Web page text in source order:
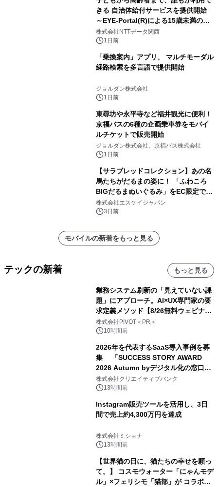
きる 自治体給付サービスを提供開始
～EYE-Portal(R)による15歳未満の本
人認証と デジタルデバイド対策で実現
～
株式会社NTTデータ関西
1日前
「乗換案内」アプリ、 マルチモーダル
経路検索を多言語で提供開始
ジョルダン株式会社
1日前
東尋坊や永平寺など福井観光に便利！
京福バスの6種の企画乗車券をモバイ
ルチケットで販売開始
ジョルダン株式会社、京福バス株式会社
1日前
【サラブレッドコレクション】あの名
馬たちがだるまの姿に！ 「ふわころ
BIGだるまぬいぐるみ」をEC限定で受
注販売開始
株式会社エスケイジャパン
3日前
モバイルの新着をもっと見る
テックの新着 もっと見る
業務システム刷新の「見えていない課
題」にアプローチ。AI×UX専門家の要
求定義メソッド【8/26無料ウェビナ
ー】株式会社PIVOT
株式会社PIVOT＜PR＞
10時間前
2026年を代表するSaaS導入事例を募
集 「SUCCESS STORY AWARD
2026 Autumn byデジタル化の窓口」
開催
株式会社クリエイティブバンク
13時間前
Instagram販売ツールを活用し、3日
間で売上約4,300万円を達成
株式会社ミショナ
13時間前
【世界猫の日に、猫たちの幸せを願っ
て。】 コスモウォーター「にゃんモデ
ル」×フェリシモ「猫部」が コラボキ